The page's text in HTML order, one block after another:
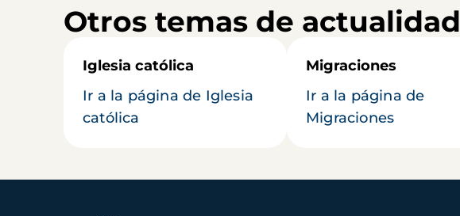
Otros temas de actualidad
Iglesia católica
Ir a la página de Iglesia
católica
Migraciones
Ir a la página de
Migraciones